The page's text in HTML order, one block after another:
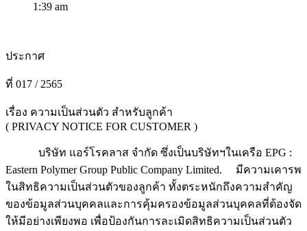
1:39 am
ประกาศ
ที่ 017 / 2565
เรื่อง ความเป็นส่วนตัว สำหรับลูกค้า
( PRIVACY NOTICE FOR CUSTOMER )
บริษัท แอร์โรคลาส จำกัด ซึ่งเป็นบริษัทฯในเครือ EPG :
Eastern Polymer Group Public Company Limited. มีความเคารพ
ในสิทธิความเป็นส่วนตัวของลูกค้า ทั้งตระหนักถึงความสำคัญ
ของข้อมูลส่วนบุคคลและการคุ้มครองข้อมูลส่วนบุคคลที่ต้องจัด
ให้มีอย่างเพียงพอ เพื่อป้องกันการละเมิดสิทธิความเป็นส่วนตัว